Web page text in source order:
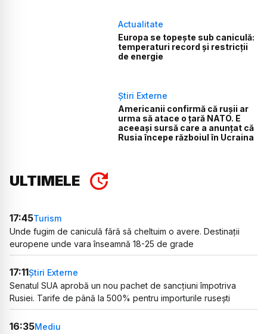
Actualitate
Europa se topește sub caniculă:
temperaturi record și restricții
de energie
Știri Externe
Americanii confirmă că rușii ar
urma să atace o țară NATO. E
aceeași sursă care a anunțat că
Rusia începe războiul în Ucraina
ULTIMELE
17:45Turism
Unde fugim de caniculă fără să cheltuim o avere. Destinații
europene unde vara înseamnă 18-25 de grade
17:11Știri Externe
Senatul SUA aprobă un nou pachet de sancțiuni împotriva
Rusiei. Tarife de până la 500% pentru importurile rusești
16:35Mediu